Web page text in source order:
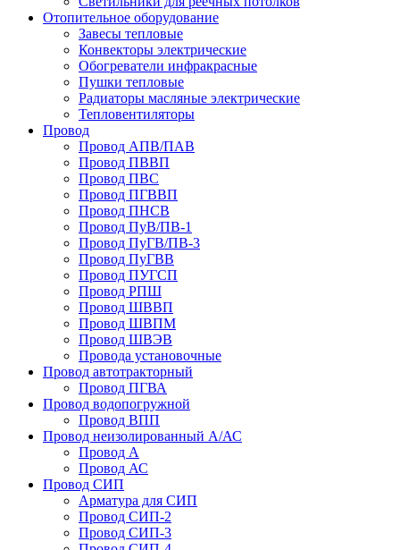
Отопительное оборудование
Завесы тепловые
Конвекторы электрические
Обогреватели инфракрасные
Пушки тепловые
Радиаторы масляные электрические
Тепловентиляторы
Провод
Провод АПВ/ПАВ
Провод ПВВП
Провод ПВС
Провод ПГВВП
Провод ПНСВ
Провод ПуВ/ПВ-1
Провод ПуГВ/ПВ-3
Провод ПуГВВ
Провод ПУГСП
Провод РПШ
Провод ШВВП
Провод ШВПМ
Провод ШВЭВ
Провода установочные
Провод автотракторный
Провод ПГВА
Провод водопогружной
Провод ВПП
Провод неизолированный А/АС
Провод А
Провод АС
Провод СИП
Арматура для СИП
Провод СИП-2
Провод СИП-3